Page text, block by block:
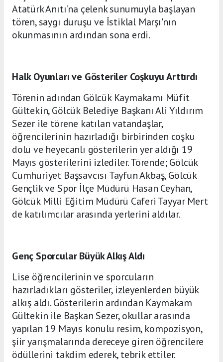
Atatürk Anıtı’na çelenk sunumuyla başlayan
tören, saygı duruşu ve İstiklal Marşı'nın
okunmasının ardından sona erdi.
Halk Oyunları ve Gösteriler Coşkuyu Arttırdı
Törenin adından Gölcük Kaymakamı Müfit
Gültekin, Gölcük Belediye Başkanı Ali Yıldırım
Sezer ile törene katılan vatandaşlar,
öğrencilerinin hazırladığı birbirinden coşku
dolu ve heyecanlı gösterilerin yer aldığı 19
Mayıs gösterilerini izlediler. Törende; Gölcük
Cumhuriyet Başsavcısı Tayfun Akbaş, Gölcük
Gençlik ve Spor İlçe Müdürü Hasan Ceyhan,
Gölcük Milli Eğitim Müdürü Caferi Tayyar Mert
de katılımcılar arasında yerlerini aldılar.
Genç Sporcular Büyük Alkış Aldı
Lise öğrencilerinin ve sporcuların
hazırladıkları gösteriler, izleyenlerden büyük
alkış aldı. Gösterilerin ardından Kaymakam
Gültekin ile Başkan Sezer, okullar arasında
yapılan 19 Mayıs konulu resim, kompozisyon,
şiir yarışmalarında dereceye giren öğrencilere
ödüllerini takdim ederek, tebrik ettiler.